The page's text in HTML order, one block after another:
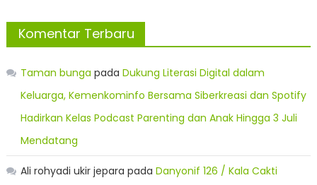
Komentar Terbaru
Taman bunga pada Dukung Literasi Digital dalam
Keluarga, Kemenkominfo Bersama Siberkreasi dan Spotify
Hadirkan Kelas Podcast Parenting dan Anak Hingga 3 Juli
Mendatang
Ali rohyadi ukir jepara pada Danyonif 126 / Kala Cakti